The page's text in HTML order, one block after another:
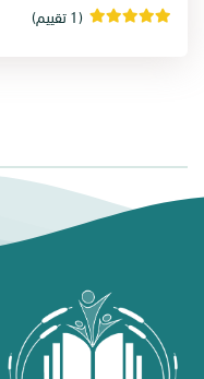
(1 تقييم)